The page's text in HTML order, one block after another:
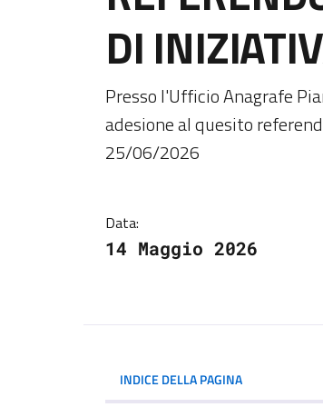
DI
Dettagli
Presso l'Ufficio Anagrafe
adesione al quesito
25/06/2026
Data:
14 Maggio 2026
INDICE DELLA PAGINA